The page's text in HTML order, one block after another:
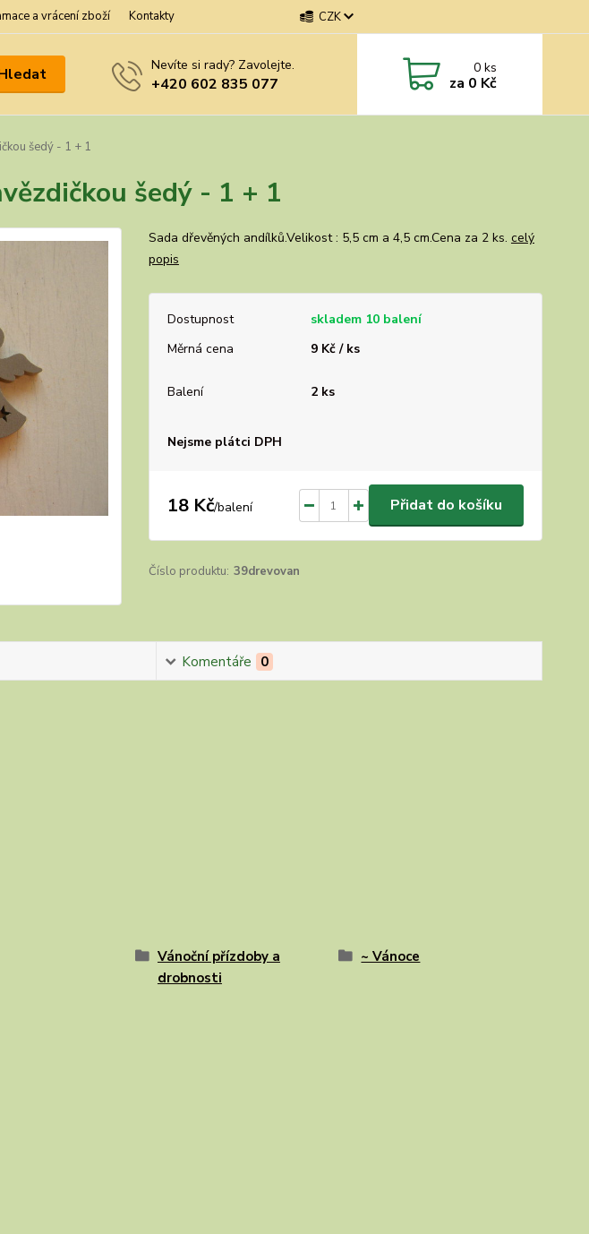
a vrácení zboží Kontakty CZK
Nevíte si rady? Zavolejte.
+420 602 835 077
0ks
za 0 Kč
šedý - 1 + 1
šedý - 1 + 1
Sada dřevěných andílků.Velikost : 5,5 cm a 4,5 cm.Cena za 2 ks. celý
popis
Dostupnost
skladem 10 balení
Měrná cena
9 Kč / ks
Balení 2 ks
Nejsme plátci DPH
18 Kč/balení Přidat do košíku
Číslo produktu: 39drevovan
Komentáře 0
Vánoční přízdoby a
drobnosti
~ Vánoce